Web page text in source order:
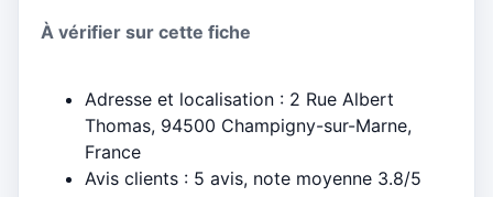
À vérifier sur cette fiche
Adresse et localisation : 2 Rue Albert
Thomas, 94500 Champigny-sur-Marne,
France
Avis clients : 5 avis, note moyenne 3.8/5